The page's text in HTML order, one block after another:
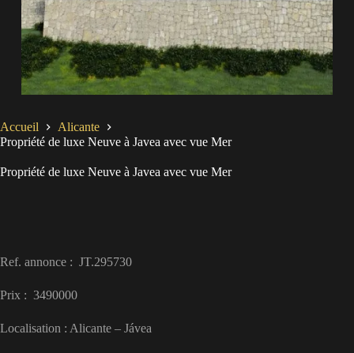
Accueil
Alicante
Propriété de luxe Neuve à Javea avec vue Mer
Propriété de luxe Neuve à Javea avec vue Mer
Ref. annonce : JT.295730
Prix : 3490000
Localisation : Alicante – Jávea